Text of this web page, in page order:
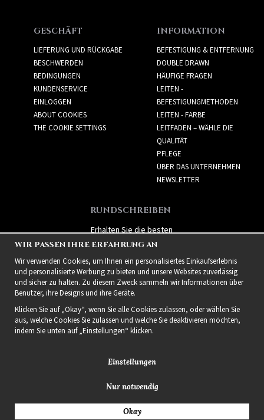
GESCHÄFT
LIEFERUNG UND RÜCKGABE
BESCHWERDEN
BEDINGUNGEN
KUNDENSERVICE
EINLOGGEN
ABOUT COOKIES
THE COOKIE SETTINGS
INFORMATION
BEFESTIGUNG & ENTFERNUNG
DOUBLE DRAWN
HÄUFIGE FRAGEN
LEITEN -
BEFESTIGUNGMETHODEN
LEITEN - FARBE
LEITFADEN – WÄHLE DIE
QUALITÄT
PFLEGE
ÜBER DAS UNTERNEHMEN
NEWSLETTER
RUNDSCHREIBEN
Erhalten Sie die besten
Angebote und spannende
neue Produkte!
2021 Delightful Hair
WIR PASSEN IHRE ERFAHRUNG AN
Wir verwenden Cookies, um Ihnen ein personalisiertes Einkaufserlebnis
und personalisierte Werbung zu bieten und unsere Websites zuverlässig
und sicher zu halten. Zu diesem Zweck sammeln wir Informationen über
Benutzer, ihre Designs und ihre Geräte.
Klicken Sie auf „Okay“, wenn Sie alle Cookies zulassen, oder wählen Sie
aus, welche Cookies Sie zulassen und welche Sie deaktivieren möchten,
indem Sie unten auf „Einstellungen“ klicken.
Einstellungen
Nur notwendig
Okay